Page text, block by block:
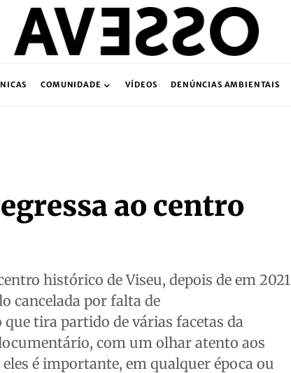
COMUNIDADE VÍDEOS DENÚNCIAS AMBIENTAIS
ao centro
histórico de Viseu, depois de em 2021
cancelada por falta de
tira partido de várias facetas da
com um olhar atento aos
é importante, em qualquer época ou